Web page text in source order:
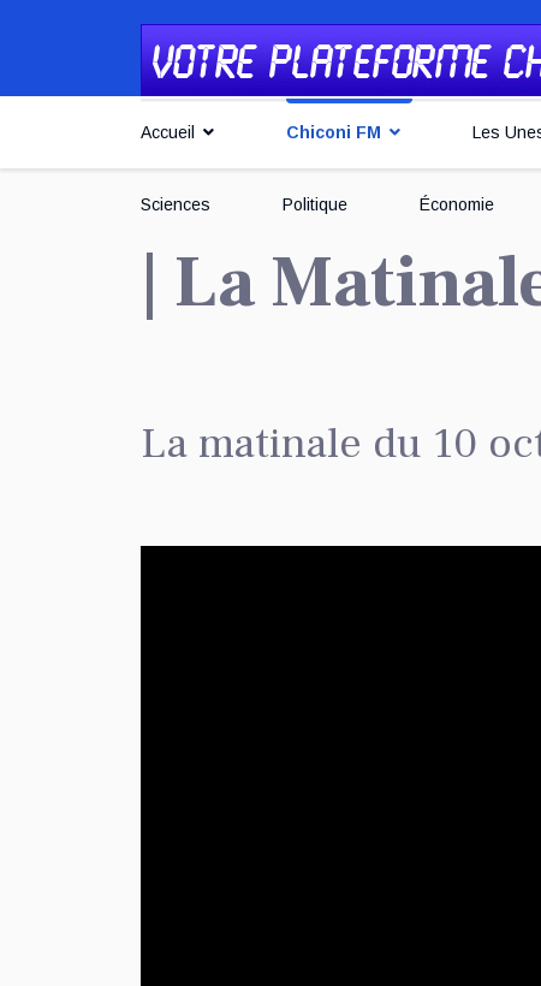
Accueil Chiconi FM Les
Sciences Politique Économie
| La
La matinale du 10